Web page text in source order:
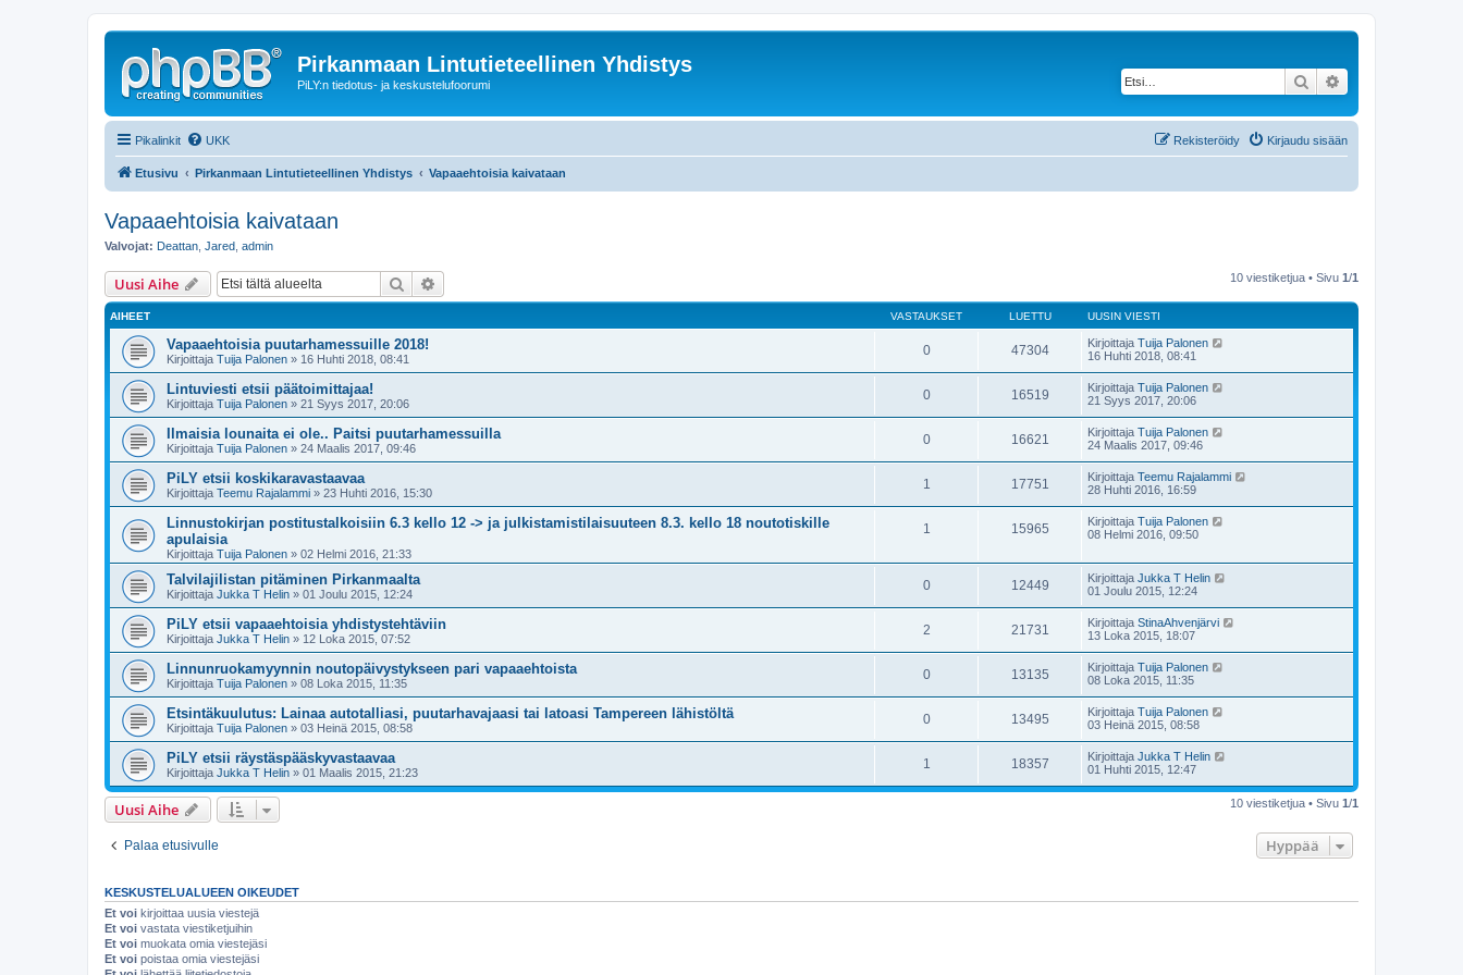
Pirkanmaan Lintutieteellinen Yhdistys
PiLY:n tiedotus- ja keskustelufoorumi Etsi
Pikalinkit UKK Kirjaudu sisään
Rekisteröidy
Etusivu Pirkanmaan Lintutieteellinen Yhdistys Vapaaehtoisia kaivataan
Vapaaehtoisia kaivataan
Valvojat: Deattan Jared admin
Uusi Aihe Etsi 10 viestiketjua • Sivu 1/1
AIHEET VASTAUKSET LUETTU UUSIN VIESTI
Vapaaehtoisia puutarhamessuille 2018!
Kirjoittaja Tuija Palonen » 16 Huhti 2018, 08:41
0 47304 Kirjoittaja Tuija Palonen
16 Huhti 2018, 08:41
Lintuviesti etsii päätoimittajaa!
Kirjoittaja Tuija Palonen » 21 Syys 2017, 20:06
0 16519 Kirjoittaja Tuija Palonen
21 Syys 2017, 20:06
Ilmaisia lounaita ei ole.. Paitsi puutarhamessuilla
Kirjoittaja Tuija Palonen » 24 Maalis 2017, 09:46
0 16621 Kirjoittaja Tuija Palonen
24 Maalis 2017, 09:46
PiLY etsii koskikaravastaavaa
Kirjoittaja Teemu Rajalammi » 23 Huhti 2016, 15:30
1 17751 Kirjoittaja Teemu Rajalammi
28 Huhti 2016, 16:59
Linnustokirjan postitustalkoisiin 6.3 kello 12 -> ja julkistamistilaisuuteen 8.3. kello 18 noutotiskille
apulaisia
Kirjoittaja Tuija Palonen » 02 Helmi 2016, 21:33
1 15965 Kirjoittaja Tuija Palonen
08 Helmi 2016, 09:50
Talvilajilistan pitäminen Pirkanmaalta
Kirjoittaja Jukka T Helin » 01 Joulu 2015, 12:24
0 12449 Kirjoittaja Jukka T Helin
01 Joulu 2015, 12:24
PiLY etsii vapaaehtoisia yhdistystehtäviin
Kirjoittaja Jukka T Helin » 12 Loka 2015, 07:52
2 21731 Kirjoittaja StinaAhvenjärvi
13 Loka 2015, 18:07
Linnunruokamyynnin noutopäivystykseen pari vapaaehtoista
Kirjoittaja Tuija Palonen » 08 Loka 2015, 11:35
0 13135 Kirjoittaja Tuija Palonen
08 Loka 2015, 11:35
Etsintäkuulutus: Lainaa autotalliasi, puutarhavajaasi tai latoasi Tampereen lähistöltä
Kirjoittaja Tuija Palonen » 03 Heinä 2015, 08:58
0 13495 Kirjoittaja Tuija Palonen
03 Heinä 2015, 08:58
PiLY etsii räystäspääskyvastaavaa
Kirjoittaja Jukka T Helin » 01 Maalis 2015, 21:23
1 18357 Kirjoittaja Jukka T Helin
01 Huhti 2015, 12:47
Uusi Aihe 10 viestiketjua • Sivu 1/1
Palaa etusivulle Hyppää
KESKUSTELUALUEEN OIKEUDET
Et voi kirjoittaa uusia viestejä
Et voi vastata viestiketjuihin
Et voi muokata omia viestejäsi
Et voi poistaa omia viestejäsi